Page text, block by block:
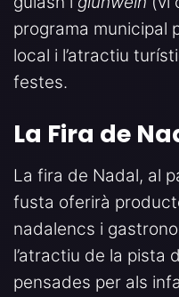
programa municipal
local i l’atractiu
festes.
La Fira de
La fira de Nadal, al
fusta oferirà
nadalencs i
l’atractiu de la pista
pensades per als